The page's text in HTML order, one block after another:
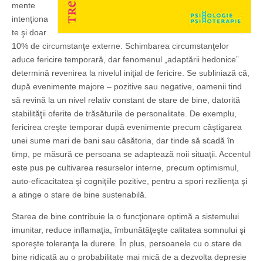
mente
intenţiona
te şi doar
10% de circumstanţe externe. Schimbarea circumstanţelor
aduce fericire temporară, dar fenomenul „adaptării hedonice”
determină revenirea la nivelul iniţial de fericire. Se subliniază că,
după evenimente majore – pozitive sau negative, oamenii tind
să revină la un nivel relativ constant de stare de bine, datorită
stabilităţii oferite de trăsăturile de personalitate. De exemplu,
fericirea creşte temporar după evenimente precum câştigarea
unei sume mari de bani sau căsătoria, dar tinde să scadă în
timp, pe măsură ce persoana se adaptează noii situaţii. Accentul
este pus pe cultivarea resurselor interne, precum optimismul,
auto-eficacitatea şi cogniţiile pozitive, pentru a spori rezilienţa şi
a atinge o stare de bine sustenabilă.
Starea de bine contribuie la o funcţionare optimă a sistemului
imunitar, reduce inflamaţia, îmbunătăţeşte calitatea somnului şi
sporeşte toleranţa la durere. În plus, persoanele cu o stare de
bine ridicată au o probabilitate mai mică de a dezvolta depresie